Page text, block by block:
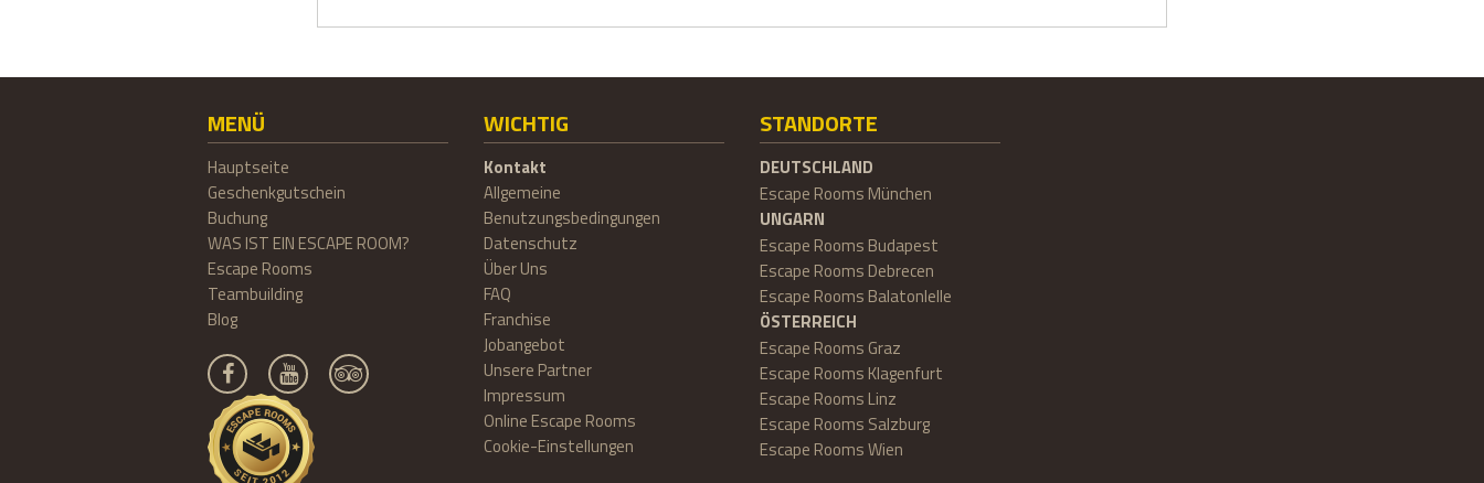
MENÜ
Hauptseite
Geschenkgutschein
Buchung
WAS IST EIN ESCAPE ROOM?
Escape Rooms
Teambuilding
Blog
WICHTIG
Kontakt
Allgemeine
Benutzungsbedingungen
Datenschutz
Über Uns
FAQ
Franchise
Jobangebot
Unsere Partner
Impressum
Online Escape Rooms
Cookie-Einstellungen
STANDORTE
DEUTSCHLAND
Escape Rooms München
UNGARN
Escape Rooms Budapest
Escape Rooms Debrecen
Escape Rooms Balatonlelle
ÖSTERREICH
Escape Rooms Graz
Escape Rooms Klagenfurt
Escape Rooms Linz
Escape Rooms Salzburg
Escape Rooms Wien